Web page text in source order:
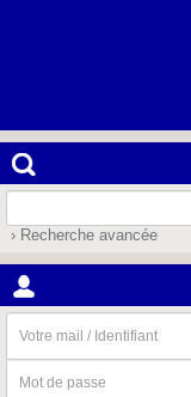
› Recherche avancée
mail
/
Identifiant
de